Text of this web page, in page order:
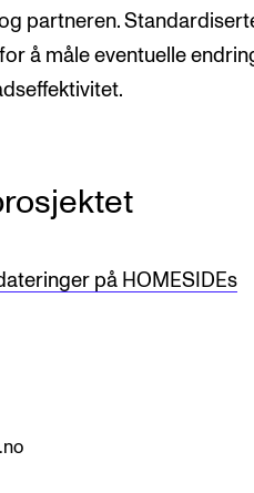
partneren.
å måle eventuelle
på HOMESIDEs